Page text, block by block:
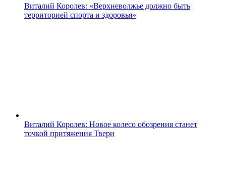
Виталий Королев: «Верхневолжье должно быть
территорией спорта и здоровья»
Виталий Королев: Новое колесо обозрения станет
точкой притяжения Твери